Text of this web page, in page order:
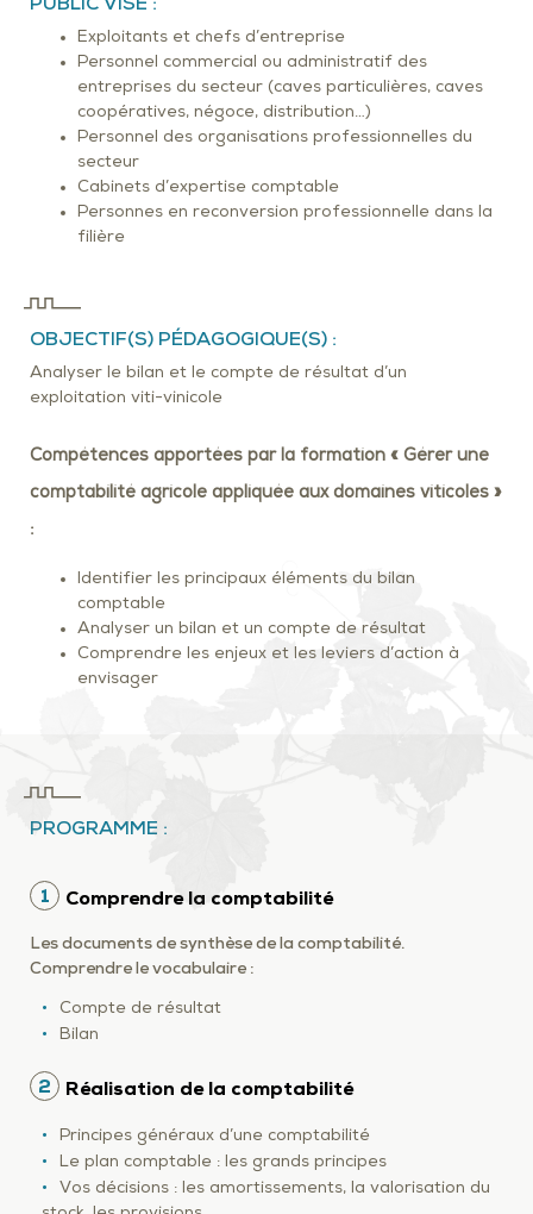
PUBLIC VISÉ :
Exploitants et chefs d’entreprise
Personnel commercial ou administratif des
entreprises du secteur (caves particulières, caves
coopératives, négoce, distribution…)
Personnel des organisations professionnelles du
secteur
Cabinets d’expertise comptable
Personnes en reconversion professionnelle dans la
filière
OBJECTIF(S) PÉDAGOGIQUE(S) :
Analyser le bilan et le compte de résultat d’un
exploitation viti-vinicole
Compétences apportées par la formation « Gérer une
comptabilité agricole appliquée aux domaines viticoles »
:
Identifier les principaux éléments du bilan
comptable
Analyser un bilan et un compte de résultat
Comprendre les enjeux et les leviers d’action à
envisager
PROGRAMME :
1 Comprendre la comptabilité
Les documents de synthèse de la comptabilité.
Comprendre le vocabulaire :
Compte de résultat
Bilan
2 Réalisation de la comptabilité
Principes généraux d’une comptabilité
Le plan comptable : les grands principes
Vos décisions : les amortissements, la valorisation du